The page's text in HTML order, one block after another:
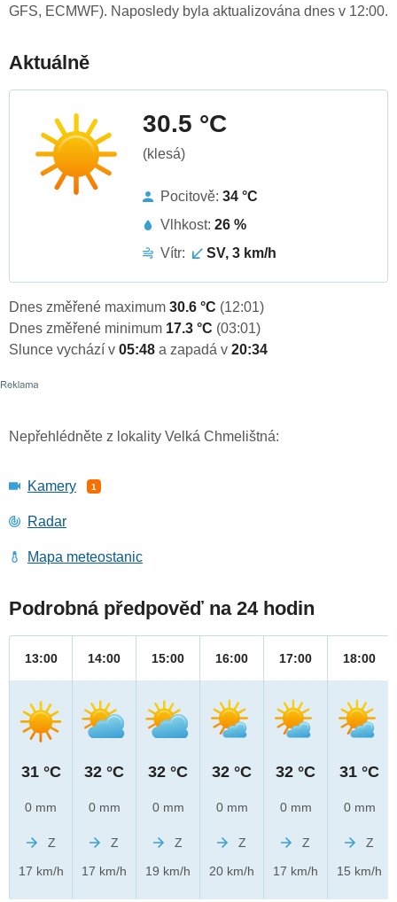
GFS, ECMWF). Naposledy byla aktualizována dnes v 12:00.
Aktuálně
30.5 °C
(klesá)
Pocitově: 34 °C
Vlhkost: 26 %
Vítr:
SV, 3 km/h
Dnes změřené maximum 30.6 °C (12:01)
Dnes změřené minimum 17.3 °C (03:01)
Slunce vychází v 05:48 a zapadá v 20:34
Nepřehlédněte z lokality Velká Chmelištná:
Kamery 1
Radar
Mapa meteostanic
Podrobná předpověď na 24 hodin
13:00
31 °C
0 mm
Z
17 km/h
14:00
32 °C
0 mm
Z
17 km/h
15:00
32 °C
0 mm
Z
19 km/h
16:00
32 °C
0 mm
Z
20 km/h
17:00
32 °C
0 mm
Z
17 km/h
18:00
31 °C
0 mm
Z
15 km/h